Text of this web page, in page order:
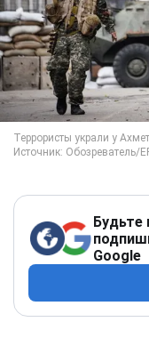
Будьте
Google